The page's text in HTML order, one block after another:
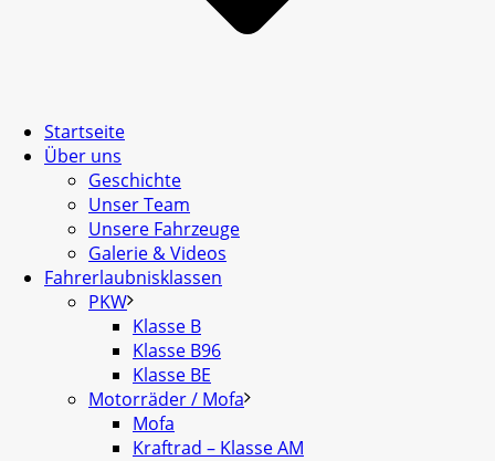
Startseite
Über uns
Geschichte
Unser Team
Unsere Fahrzeuge
Galerie & Videos
Fahrerlaubnisklassen
PKW
Klasse B
Klasse B96
Klasse BE
Motorräder / Mofa
Mofa
Kraftrad – Klasse AM